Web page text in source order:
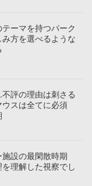
ーマを持つパーク
方を選べるような
評の理由は刺さる
スは全てに必須
設の最閑散時期
を理解した視察でし